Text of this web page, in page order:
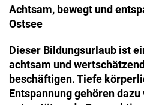
Achtsam, bewegt und
Ostsee
Dieser Bildungsurlaub ist
achtsam und
beschäftigen. Tiefe
Entspannung gehören dazu